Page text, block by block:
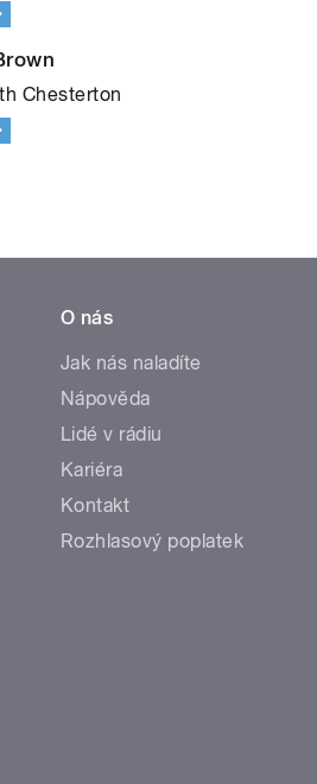
Chesterton
O nás
Jak nás naladíte
Nápověda
Lidé v rádiu
Kariéra
Kontakt
Rozhlasový poplatek